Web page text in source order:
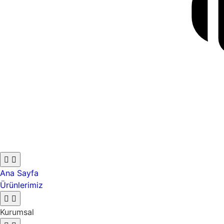
Ana Sayfa
Ürünlerimiz
Kurumsal